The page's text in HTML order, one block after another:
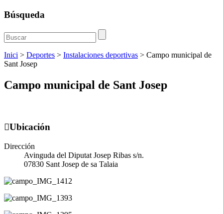
Búsqueda
Inici > Deportes > Instalaciones deportivas > Campo municipal de
Sant Josep
Campo municipal de Sant Josep
Ubicación
Dirección
Avinguda del Diputat Josep Ribas s/n.
07830 Sant Josep de sa Talaia